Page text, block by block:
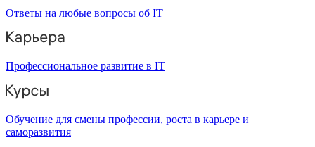
Ответы на любые вопросы об IT
Профессиональное развитие в IT
Обучение для смены профессии, роста в карьере и
саморазвития